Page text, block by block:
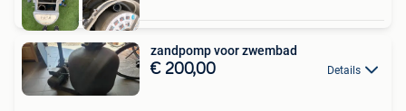
zandpomp voor zwembad
€ 200,00 Details